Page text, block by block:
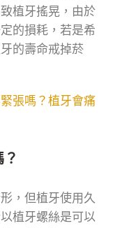
植牙搖晃，由於
的損耗，若是希
的壽命戒掉菸
張嗎？植牙會痛
，但植牙使用久
植牙螺絲是可以